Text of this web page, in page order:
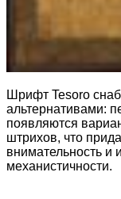
Шрифт Tesoro
альтернативами:
появляются
штрихов, что
внимательность и
механистичности.